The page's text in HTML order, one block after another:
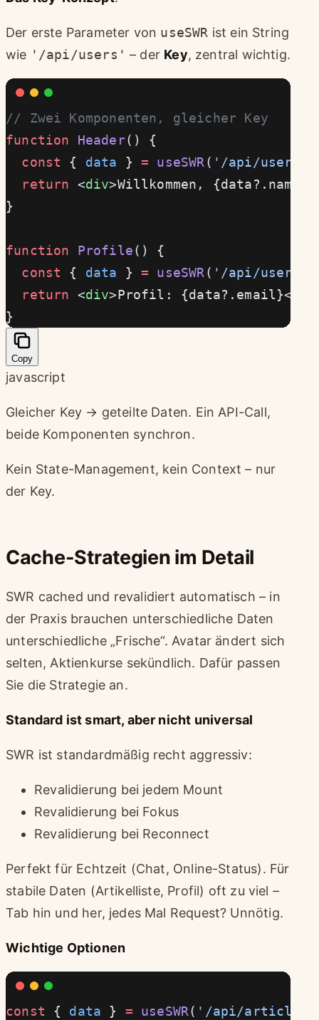
Der erste Parameter von useSWR ist ein String
wie '/api/users' – der Key, zentral wichtig.
// Zwei Komponenten, gleicher Key
function Header() {
  const
{ data } = useSWR( '/api/user'
  return
<div>Willkommen,
}
function Profile() {
  const
{ data } = useSWR( '/api/user'
  return
<div>Profil: {data?.email}</
}
Copy
javascript
Gleicher Key → geteilte Daten. Ein API-Call,
beide Komponenten synchron.
Kein State-Management, kein Context – nur
der Key.
Cache-Strategien im Detail
SWR cached und revalidiert automatisch – in
der Praxis brauchen unterschiedliche Daten
unterschiedliche „Frische“. Avatar ändert sich
selten, Aktienkurse sekündlich. Dafür passen
Sie die Strategie an.
Standard ist smart, aber nicht universal
SWR ist standardmäßig recht aggressiv:
Revalidierung bei jedem Mount
Revalidierung bei Fokus
Revalidierung bei Reconnect
Perfekt für Echtzeit (Chat, Online-Status). Für
stabile Daten (Artikelliste, Profil) oft zu viel –
Tab hin und her, jedes Mal Request? Unnötig.
Wichtige Optionen
const { data } = useSWR( '/api/articles'